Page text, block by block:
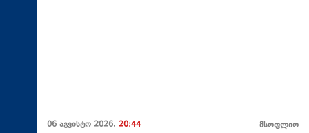
06 აგვისტო 2026, 20:44 მსოფლიო